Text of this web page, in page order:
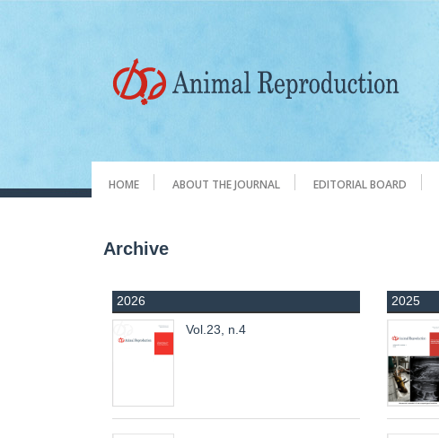
HOME ABOUT THE JOURNAL EDITORIAL BOARD
Archive
2026
Vol.23, n.4
2025